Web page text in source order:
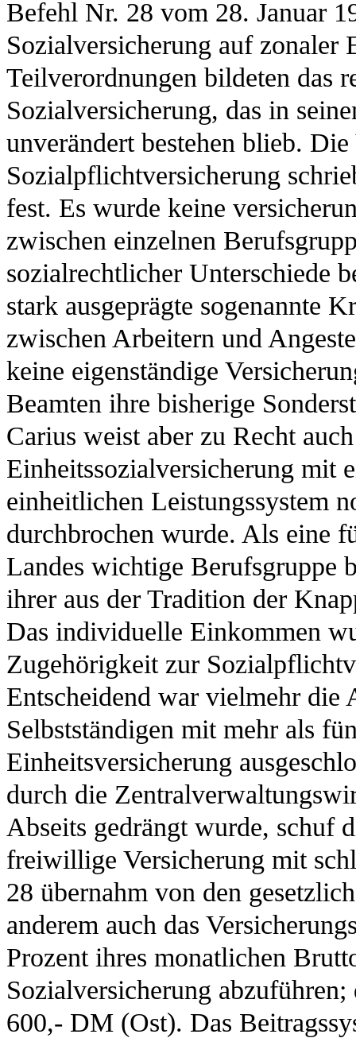
Befehl Nr. 28 vom 28. Januar
Sozialversicherung auf zonaler
Teilverordnungen bildeten das
Sozialversicherung, das in
unverändert bestehen blieb.
Sozialpflichtversicherung
fest. Es wurde keine
zwischen einzelnen
sozialrechtlicher Unterschiede
stark ausgeprägte sogenannte
zwischen Arbeitern und
keine eigenständige
Beamten ihre bisherige
Carius weist aber zu Recht
Einheitssozialversicherung mit
einheitlichen Leistungssystem
durchbrochen wurde. Als eine
Landes wichtige Berufsgruppe
ihrer aus der Tradition der
Das individuelle Einkommen
Zugehörigkeit zur
Entscheidend war vielmehr die
Selbstständigen mit mehr als
Einheitsversicherung
durch die
Abseits gedrängt wurde, schuf
freiwillige Versicherung mit
28 übernahm von den
anderem auch das
Prozent ihres monatlichen
Sozialversicherung
600,- DM (Ost). Das